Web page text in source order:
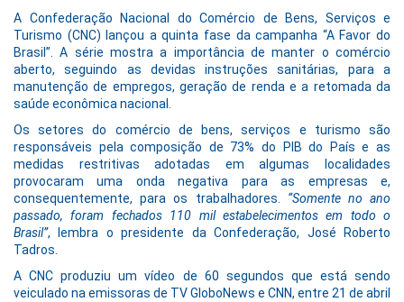
A Confederação Nacional do Comércio de Bens, Serviços e
Turismo (CNC) lançou a quinta fase da campanha “A Favor do
Brasil”. A série mostra a importância de manter o comércio
aberto, seguindo as devidas instruções sanitárias, para a
manutenção de empregos, geração de renda e a retomada da
saúde econômica nacional.
Os setores do comércio de bens, serviços e turismo são
responsáveis pela composição de 73% do PIB do País e as
medidas restritivas adotadas em algumas localidades
provocaram uma onda negativa para as empresas e,
consequentemente, para os trabalhadores. “Somente no ano
passado, foram fechados 110 mil estabelecimentos em todo o
Brasil”, lembra o presidente da Confederação, José Roberto
Tadros.
A CNC produziu um vídeo de 60 segundos que está sendo
veiculado na emissoras de TV GloboNews e CNN, entre 21 de abril